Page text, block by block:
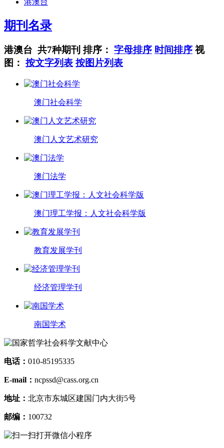
港澳台
期刊名录
港澳台 共7种期刊 排序： 字母排序 时间排序 视
图： 按文字列表 按图片列表
澳门社会科学
澳门人文艺术研究
澳门法学
澳门理工学报：人文社会科学版
教育发展学刊
经济管理学刊
南国学术
电话： 010-85195335
E-mail： ncpssd@cass.org.cn
地址： 北京市东城区建国门内大街5号
邮编： 100732